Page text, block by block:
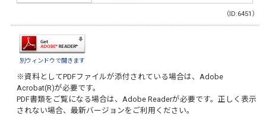
（ID:6451）
別ウィンドウで開きます
※資料としてPDFファイルが添付されている場合は、Adobe
Acrobat(R)が必要です。
PDF書類をご覧になる場合は、Adobe Readerが必要です。正しく表示
されない場合、最新バージョンをご利用ください。